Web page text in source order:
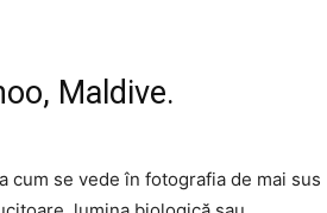
Maldive.
cum se vede în fotografia de mai sus